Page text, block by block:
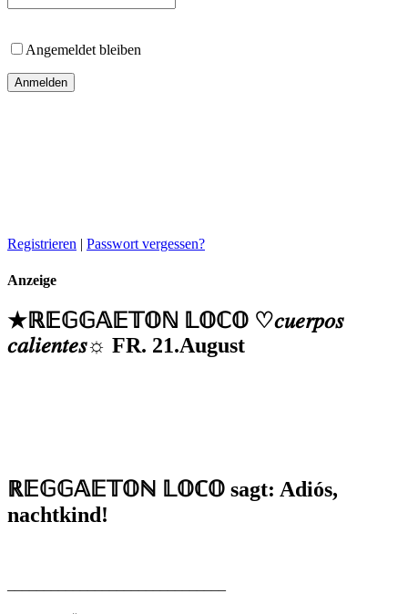
Angemeldet bleiben
Registrieren Passwort vergessen?
Anzeige
★ℝ𝔼𝔾𝔾𝔸𝔼𝕋𝕆ℕ 𝕃𝕆ℂ𝕆 ♡𝑐𝑢𝑒𝑟𝑝𝑜𝑠
𝑐𝑎𝑙𝑖𝑒𝑛𝑡𝑒𝑠☼ FR. 21.August
ℝ𝔼𝔾𝔾𝔸𝔼𝕋𝕆ℕ 𝕃𝕆ℂ𝕆 sagt: Adiós,
nachtkind!